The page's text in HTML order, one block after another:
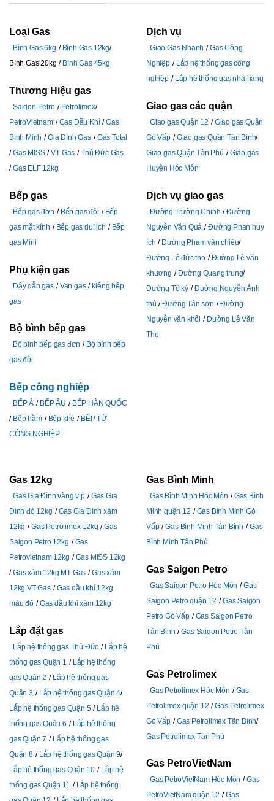
Loại Gas
Bình Gas 6kg
Bình Gas 12kg
Bình Gas 20kg
Bình Gas 45kg
Thương Hiệu gas
Saigon Petro
Petrolimex
PetroVietnam
Gas Dầu Khí
Gas
Bình Minh
Gia Đình Gas
Gas Total
Gas MISS
VT Gas
Thủ Đức Gas
Gas ELF 12kg
Bếp gas
Bếp gas đơn Bếp gas đôi
Bếp
gas mặt kính
Bếp gas du lịch
Bếp
gas Mini
Phụ kiện gas
Dây dẫn gas Van gas
kiềng bếp
gas
Bộ bình bếp gas
Bộ bình bếp gas đơn
Bộ bình bếp
gas đôi
Bếp công nghiệp
BẾP Á BẾP ÂU
BẾP HÀN QUỐC
Bếp hầm
Bếp khè
BẾP TỪ
CÔNG NGHIỆP
Dịch vụ
Giao Gas Nhanh
Gas Công
Nghiệp
Lắp hệ thống gas công
nghiệp
Lắp hệ thống gas nhà hàng
Giao gas các quận
Giao gas Quận 12
Giao gas Quận
Gò Vấp
Giao gas Quận Tân Bình
Giao gas Quận Tân Phú
Giao gas
Huyện Hóc Môn
Dịch vụ giao gas
Đường Trường Chinh
Đường
Nguyễn Văn Quá
Đường Phan huy
ích
Đường Pham văn chiêu
Đường Lê đức thọ
Đường Lê văn
khương
Đường Quang trung
Đường Tô ký
Đường Nguyễn Ảnh
thủ
Đường Tân sơn
Đường
Nguyễn văn khối
Đường Lê Văn
Thọ
Gas 12kg
Gas Gia Đình vàng vip
Gas Gia
Đình đỏ 12kg
Gas Gia Đình xám
12kg
Gas Petrolimex 12kg
Gas
Saigon Petro 12kg
Gas
Petrovietnam 12kg
Gas MISS 12kg
Gas xám 12kg MT Gas
Gas xám
12kg VT Gas
Gas dầu khí 12kg
màu đỏ
Gas dầu khí xám 12kg
Lắp đặt gas
Lắp hệ thống gas Thủ Đức
Lắp hệ
thống gas Quận 1
Lắp hệ thống
gas Quận 2
Lắp hệ thống gas
Quận 3
Lắp hệ thống gas Quận 4
Lắp hệ thống gas Quận 5
Lắp hệ
thống gas Quận 6
Lắp hệ thống
gas Quận 7
Lắp hệ thống gas
Quận 8
Lắp hệ thống gas Quận 9
Lắp hệ thống gas Quận 10
Lắp hệ
thống gas Quận 11
Lắp hệ thống
Gas Bình Minh
Gas Bình Minh Hóc Môn
Gas Bình
Minh quận 12
Gas Bình Minh Gò
Vấp
Gas Bình Minh Tân Bình
Gas
Bình Minh Tân Phú
Gas Saigon Petro
Gas Saigon Petro Hóc Môn
Gas
Saigon Petro quận 12
Gas Saigon
Petro Gò Vấp
Gas Saigon Petro
Tân Bình
Gas Saigon Petro Tân
Phú
Gas Petrolimex
Gas Petrolimex Hóc Môn
Gas
Petrolimex quận 12
Gas Petrolimex
Gò Vấp
Gas Petrolimex Tân Bình
Gas Petrolimex Tân Phú
Gas PetroVietNam
Gas PetroVietNam Hóc Môn
Gas
PetroVietNam quận 12
Gas